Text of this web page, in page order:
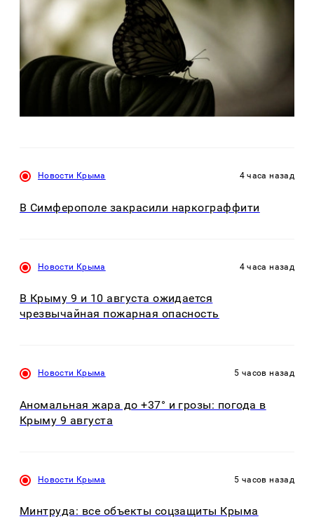
Новости Крыма 4 часа назад
В Симферополе закрасили наркограффити
Новости Крыма 4 часа назад
В Крыму 9 и 10 августа ожидается
чрезвычайная пожарная опасность
Новости Крыма 5 часов назад
Аномальная жара до +37° и грозы: погода в
Крыму 9 августа
Новости Крыма 5 часов назад
Минтруда: все объекты соцзащиты Крыма